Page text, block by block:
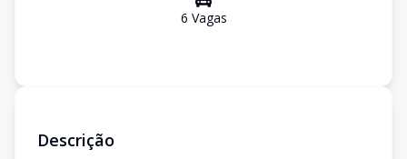
6 Vagas
Descrição